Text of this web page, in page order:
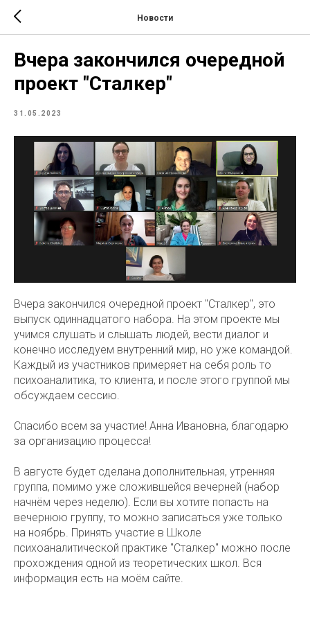
Новости
Вчера закончился очередной
проект "Сталкер"
31.05.2023
Вчера закончился очередной проект "Сталкер", это
выпуск одиннадцатого набора. На этом проекте мы
учимся слушать и слышать людей, вести диалог и
конечно исследуем внутренний мир, но уже командой.
Каждый из участников примеряет на себя роль то
психоаналитика, то клиента, и после этого группой мы
обсуждаем сессию.
Спасибо всем за участие! Анна Ивановна, благодарю
за организацию процесса!
В августе будет сделана дополнительная, утренняя
группа, помимо уже сложившейся вечерней (набор
начнём через неделю). Если вы хотите попасть на
вечернюю группу, то можно записаться уже только
на ноябрь. Принять участие в Школе
психоаналитической практике "Сталкер" можно после
прохождения одной из теоретических школ. Вся
информация есть на моём сайте.